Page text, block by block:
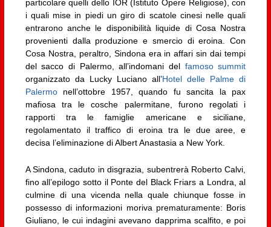
particolare quelli dello IOR (Istituto Opere Religiose), con
i quali mise in piedi un giro di scatole cinesi nelle quali
entrarono anche le disponibilità liquide di Cosa Nostra
provenienti dalla produzione e smercio di eroina. Con
Cosa Nostra, peraltro, Sindona era in affari sin dai tempi
del sacco di Palermo, all’indomani del famoso summit
organizzato da Lucky Luciano all’Hotel delle Palme di
Palermonell’ottobre 1957, quando fu sancita la pax
mafiosa tra le cosche palermitane, furono regolati i
rapporti tra le famiglie americane e siciliane,
regolamentato il traffico di eroina tra le due aree, e
decisa l’eliminazione di Albert Anastasia a New York.
A Sindona, caduto in disgrazia, subentrerà Roberto Calvi,
fino all’epilogo sotto il Ponte del Black Friars a Londra, al
culmine di una vicenda nella quale chiunque fosse in
possesso di informazioni moriva prematuramente: Boris
Giuliano, le cui indagini avevano dapprima scalfito, e poi